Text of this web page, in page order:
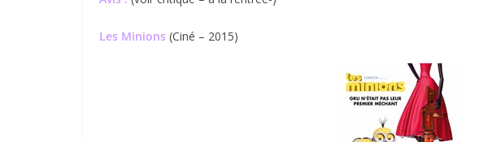
Les Minions (Ciné – 2015)